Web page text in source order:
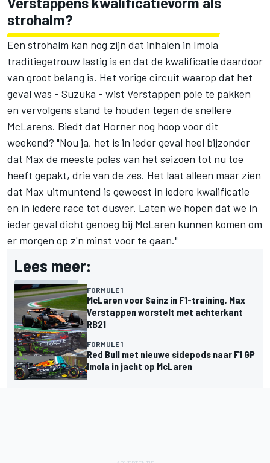
strohalm?
Een strohalm kan nog zijn dat inhalen in Imola
traditiegetrouw lastig is en dat de kwalificatie daardoor
van groot belang is. Het vorige circuit waarop dat het
geval was - Suzuka - wist Verstappen pole te pakken
en vervolgens stand te houden tegen de snellere
McLarens. Biedt dat Horner nog hoop voor dit
weekend? "Nou ja, het is in ieder geval heel bijzonder
dat Max de meeste poles van het seizoen tot nu toe
heeft gepakt, drie van de zes. Het laat alleen maar zien
dat Max uitmuntend is geweest in iedere kwalificatie
en in iedere race tot dusver. Laten we hopen dat we in
ieder geval dicht genoeg bij McLaren kunnen komen om
er morgen op z'n minst voor te gaan."
Lees meer:
FORMULE 1
McLaren voor Sainz in F1-training, Max
Verstappen worstelt met achterkant
RB21
FORMULE 1
Red Bull met nieuwe sidepods naar F1 GP
Imola in jacht op McLaren